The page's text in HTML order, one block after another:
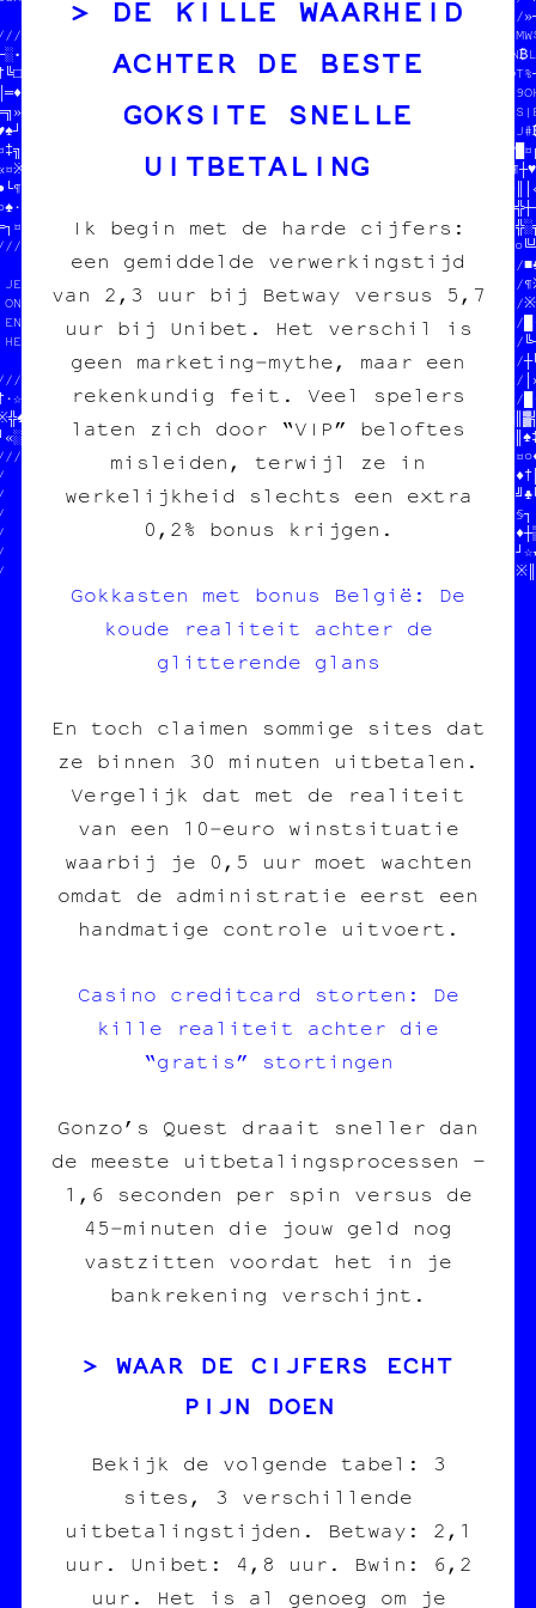
//N POGN//                       //////
P MERC/////////////////////////////○*/
JEAN-CHAT //                       WD
//  $$$  E9 BO4$OB  ¥$8   +
/////////////////  ¥OXR CYP₿E CARBOZE AX8+F /
DONNE-NOUS  //PIER /// CARB//  U I  XW Y#  X0V &    KW8₿/
TON POGNON  //nzine /// édi/////RM₿/XB$//$X///K/₿//2//
STP MERCI   //arleroi /// d//                       //
JEAN-CHAT   //////////////////////////////////////////
//              //           //
DONNE-NOUS  //OOMIN      //
TON POGNON  // LES SOUS  //
¶/≈┘/////////ERCI   //           //
//CHAT   //        //////////////////
JEAN-CHAT ET MOOM○N      //       //        //              //
ONT MANGÉ TOUS L¶S SOUS  /////////////////////  DONNE-NOUS  //
EN CROQUETTES ┼┐         //♥☆»·♠│─░┘■○■│♥¤○·//  TON POGNON  //
HELP HELP                ///////////┼┌≡♥•●¤▓//  STP MERCI   //
//       //■■♦†☆†┐┌//  JEAN-CHAT   //
N      //·█┐╚░┌┌·//              //
ONT MANGÉ TOUS LES SOUS  //†║≈░┘†○‡//////////////////
EN CROQUETTES            //
HELP HELP                //
₿3/////D/         ///////////////////////////
C      1/////////////                       //
on YVA@TWeT D$n'13TN /////////////  PAPIER /// CARBONE   //
@=s afPi#QeA*D8*     //         //  fanzine /// édition  //
d#s Yart6F pX$Ka4es  //R /// CAR//  charleroi /// diy    //
=es&poVterF ₿Y €     //ne /// éd//                       //
9    C\/Qeroi /// ///////////////////////////
ACHTER DE BESTE
GOKSITE SNELLE
UITBETALING
Ik begin met de harde cijfers:
een gemiddelde verwerkingstijd
van 2,3 uur bij Betway versus 5,7
uur bij Unibet. Het verschil is
geen marketing‑mythe, maar een
rekenkundig feit. Veel spelers
laten zich door “VIP” beloftes
misleiden, terwijl ze in
werkelijkheid slechts een extra
0,2% bonus krijgen.
Gokkasten met bonus België: De
koude realiteit achter de
glitterende glans
En toch claimen sommige sites dat
ze binnen 30 minuten uitbetalen.
Vergelijk dat met de realiteit
van een 10‑euro winstsituatie
waarbij je 0,5 uur moet wachten
omdat de administratie eerst een
handmatige controle uitvoert.
Casino creditcard storten: De
kille realiteit achter die
“gratis” stortingen
Gonzo’s Quest draait sneller dan
de meeste uitbetalingsprocessen –
1,6 seconden per spin versus de
45‑minuten die jouw geld nog
vastzitten voordat het in je
bankrekening verschijnt.
WAAR DE CIJFERS ECHT
PIJN DOEN
Bekijk de volgende tabel: 3
sites, 3 verschillende
uitbetalingstijden. Betway: 2,1
uur. Unibet: 4,8 uur. Bwin: 6,2
uur. Het is al genoeg om je